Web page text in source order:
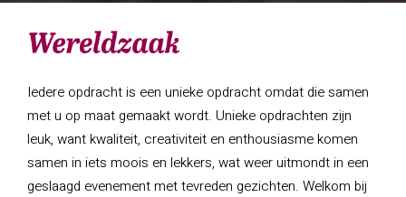
Iedere opdracht is een unieke opdracht omdat die samen
met u op maat gemaakt wordt. Unieke opdrachten zijn
leuk, want kwaliteit, creativiteit en enthousiasme komen
samen in iets moois en lekkers, wat weer uitmondt in een
geslaagd evenement met tevreden gezichten. Welkom bij